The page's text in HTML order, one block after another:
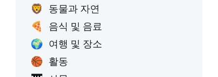
🦁 동물과 자연
🍕 음식 및 음료
🌍 여행 및 장소
🏀 활동